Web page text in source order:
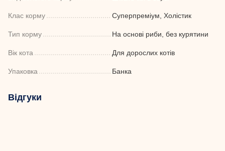
Клас корму Суперпреміум, Холістик
Тип корму На основі риби, без курятини
Вік кота Для дорослих котів
Упаковка Банка
Відгуки